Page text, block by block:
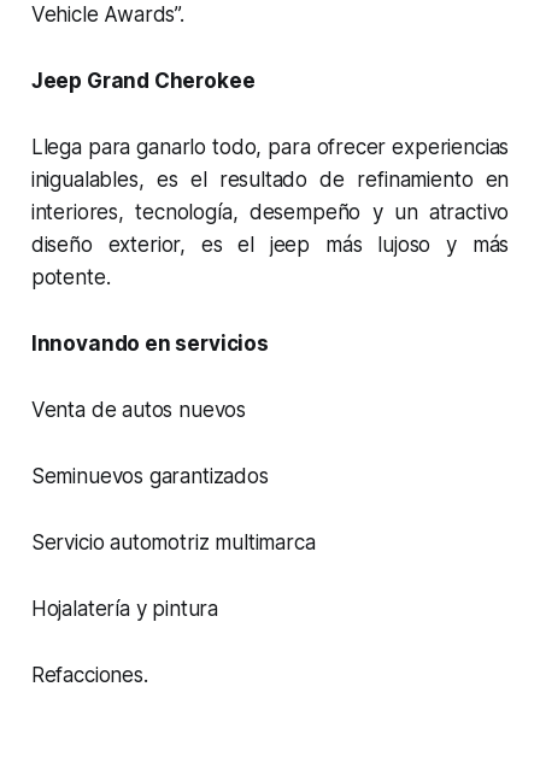
Vehicle Awards”.
Jeep Grand Cherokee
Llega para ganarlo todo, para ofrecer experiencias
inigualables, es el resultado de refinamiento en
interiores, tecnología, desempeño y un atractivo
diseño exterior, es el jeep más lujoso y más
potente.
Innovando en servicios
Venta de autos nuevos
Seminuevos garantizados
Servicio automotriz multimarca
Hojalatería y pintura
Refacciones.